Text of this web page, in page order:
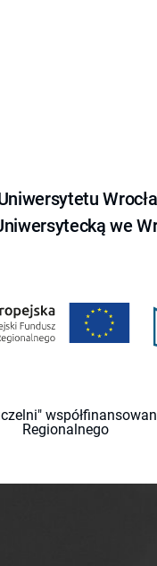
we
Regionalnego